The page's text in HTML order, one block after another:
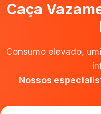
Caça
Consumo elevado,
Nossos